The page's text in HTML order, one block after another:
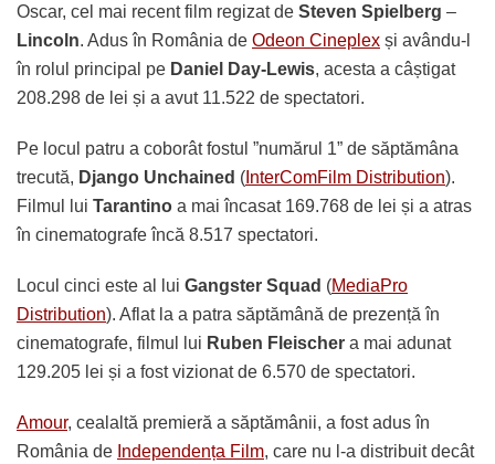
Oscar, cel mai recent film regizat de Steven Spielberg –
Lincoln. Adus în România de Odeon Cineplex și avându-l
în rolul principal pe Daniel Day-Lewis, acesta a câștigat
208.298 de lei și a avut 11.522 de spectatori.
Pe locul patru a coborât fostul ”numărul 1” de săptămâna
trecută, Django Unchained ( InterComFilm Distribution).
Filmul lui Tarantino a mai încasat 169.768 de lei și a atras
în cinematografe încă 8.517 spectatori.
Locul cinci este al lui Gangster Squad (MediaPro
Distribution). Aflat la a patra săptămână de prezență în
cinematografe, filmul lui Ruben Fleischer a mai adunat
129.205 lei și a fost vizionat de 6.570 de spectatori.
Amour, cealaltă premieră a săptămânii, a fost adus în
România de Independența Film, care nu l-a distribuit decât